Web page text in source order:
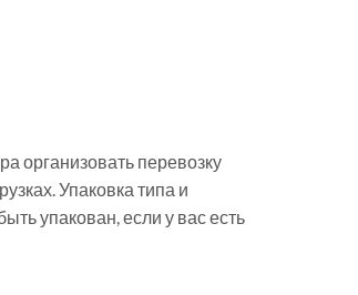
организовать перевозку
Упаковка типа и
упакован, если у вас есть